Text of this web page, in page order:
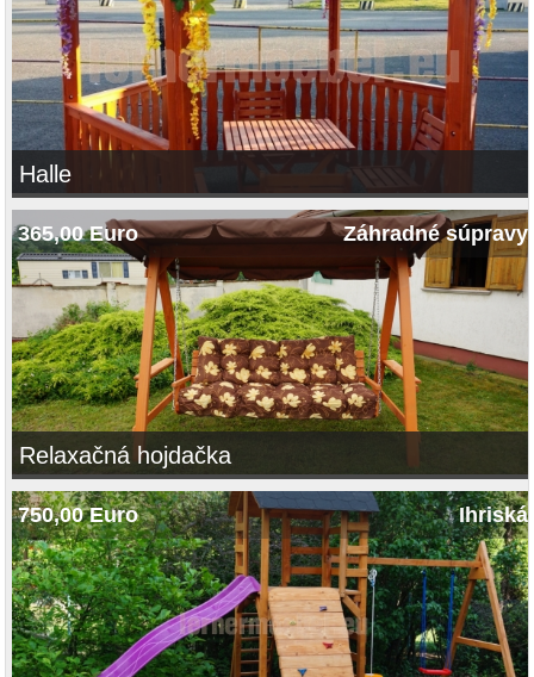
Halle
365,00 Euro Záhradné súpravy
Relaxačná hojdačka
750,00 Euro Ihriská